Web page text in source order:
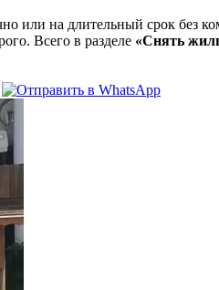
на длительный срок без
Всего в разделе «Снять